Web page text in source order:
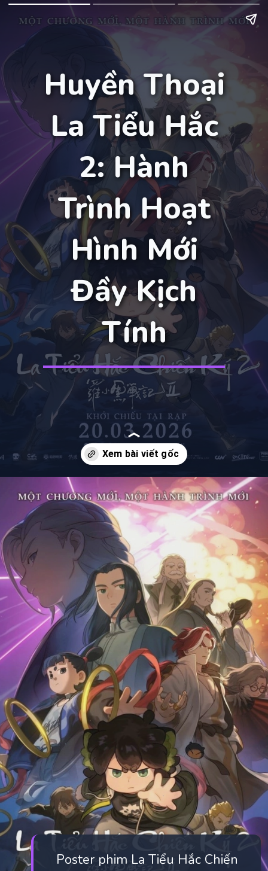
Huyền Thoại
La Tiểu Hắc
2: Hành
Trình Hoạt
Hình Mới
Đầy Kịch
Tính
Đang mở https://manhua.edu.vn/huyen-thoai-la-tieu-hac
Poster phim La Tiểu Hắc Chiến